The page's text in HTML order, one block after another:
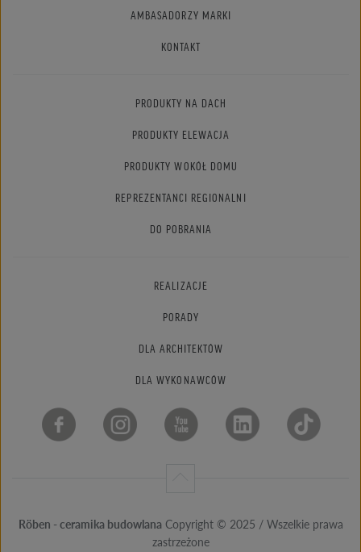
AMBASADORZY MARKI
KONTAKT
PRODUKTY NA DACH
PRODUKTY ELEWACJA
PRODUKTY WOKÓŁ DOMU
REPREZENTANCI REGIONALNI
DO POBRANIA
REALIZACJE
PORADY
DLA ARCHITEKTÓW
DLA WYKONAWCÓW
Röben - ceramika budowlana Copyright © 2025 / Wszelkie prawa
zastrzeżone